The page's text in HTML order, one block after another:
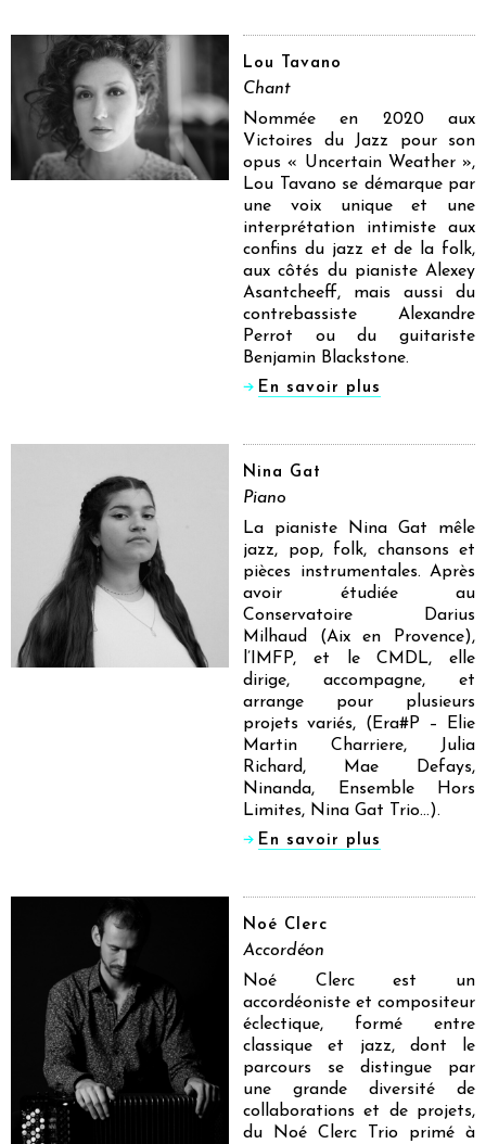
Lou Tavano
Chant
Nommée en 2020 aux
Victoires du Jazz pour son
opus « Uncertain Weather »,
Lou Tavano se démarque par
une voix unique et une
interprétation intimiste aux
confins du jazz et de la folk,
aux côtés du pianiste Alexey
Asantcheeff, mais aussi du
contrebassiste Alexandre
Perrot ou du guitariste
Benjamin Blackstone.
En savoir plus
Nina Gat
Piano
La pianiste Nina Gat mêle
jazz, pop, folk, chansons et
pièces instrumentales. Après
avoir étudiée au
Conservatoire Darius
Milhaud (Aix en Provence),
l’IMFP, et le CMDL, elle
dirige, accompagne, et
arrange pour plusieurs
projets variés, (Era#P – Elie
Martin Charriere, Julia
Richard, Mae Defays,
Ninanda, Ensemble Hors
Limites, Nina Gat Trio…).
En savoir plus
Noé Clerc
Accordéon
Noé Clerc est un
accordéoniste et compositeur
éclectique, formé entre
classique et jazz, dont le
parcours se distingue par
une grande diversité de
collaborations et de projets,
du Noé Clerc Trio primé à